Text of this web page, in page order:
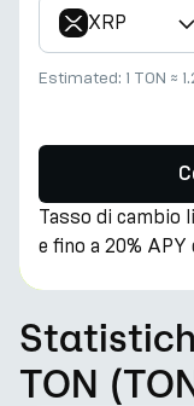
XRP
Estimated: 1 TON ≈
Tasso di cambio
e fino a 20%
TON